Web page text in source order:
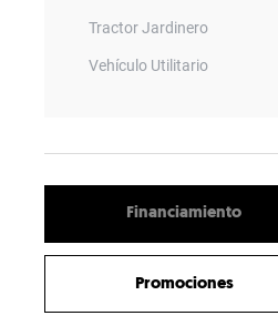
Tractor Jardinero
Vehículo Utilitario
Empacadora
Sembradora Neumatica
Financiamiento
Promociones